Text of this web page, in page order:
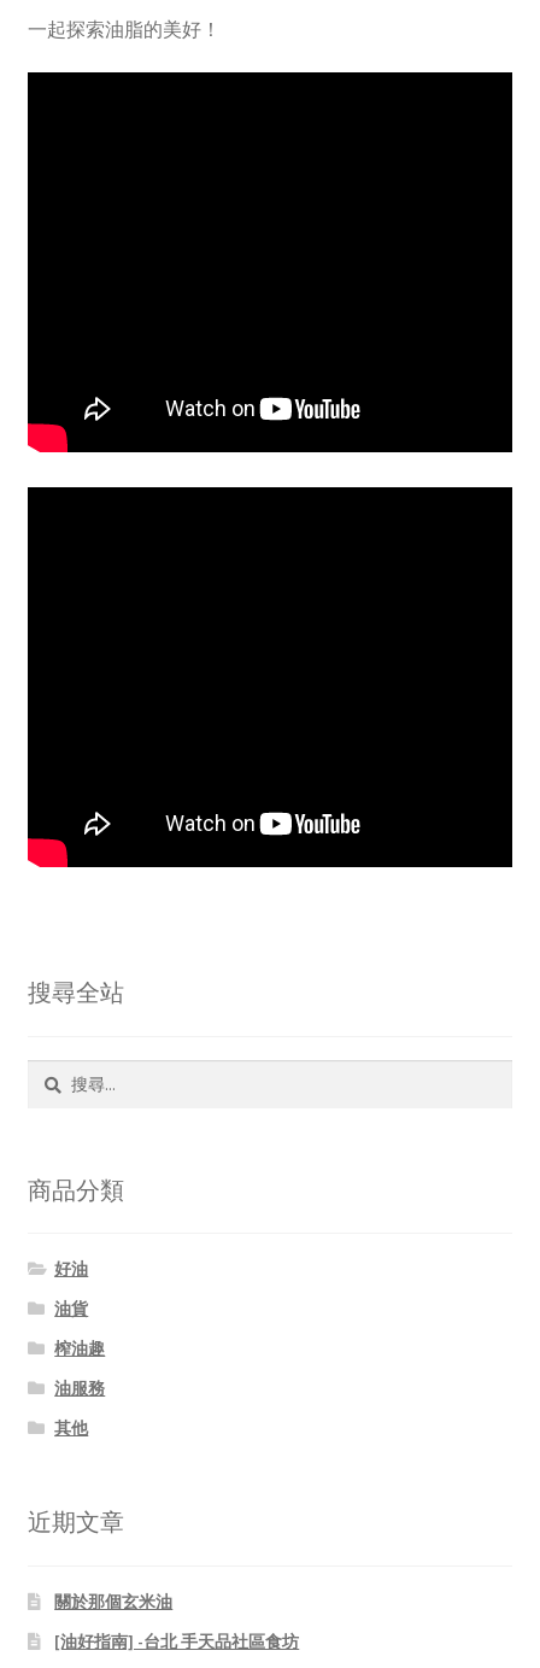
一起探索油脂的美好！
搜尋全站
字:
商品分類
好油
油貨
榨油趣
油服務
其他
近期文章
關於那個玄米油
[油好指南] -台北 手天品社區食坊